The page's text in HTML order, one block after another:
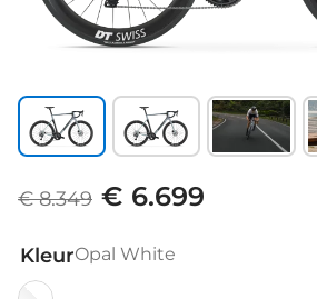
€ 8.349 € 6.699
KleurOpal White